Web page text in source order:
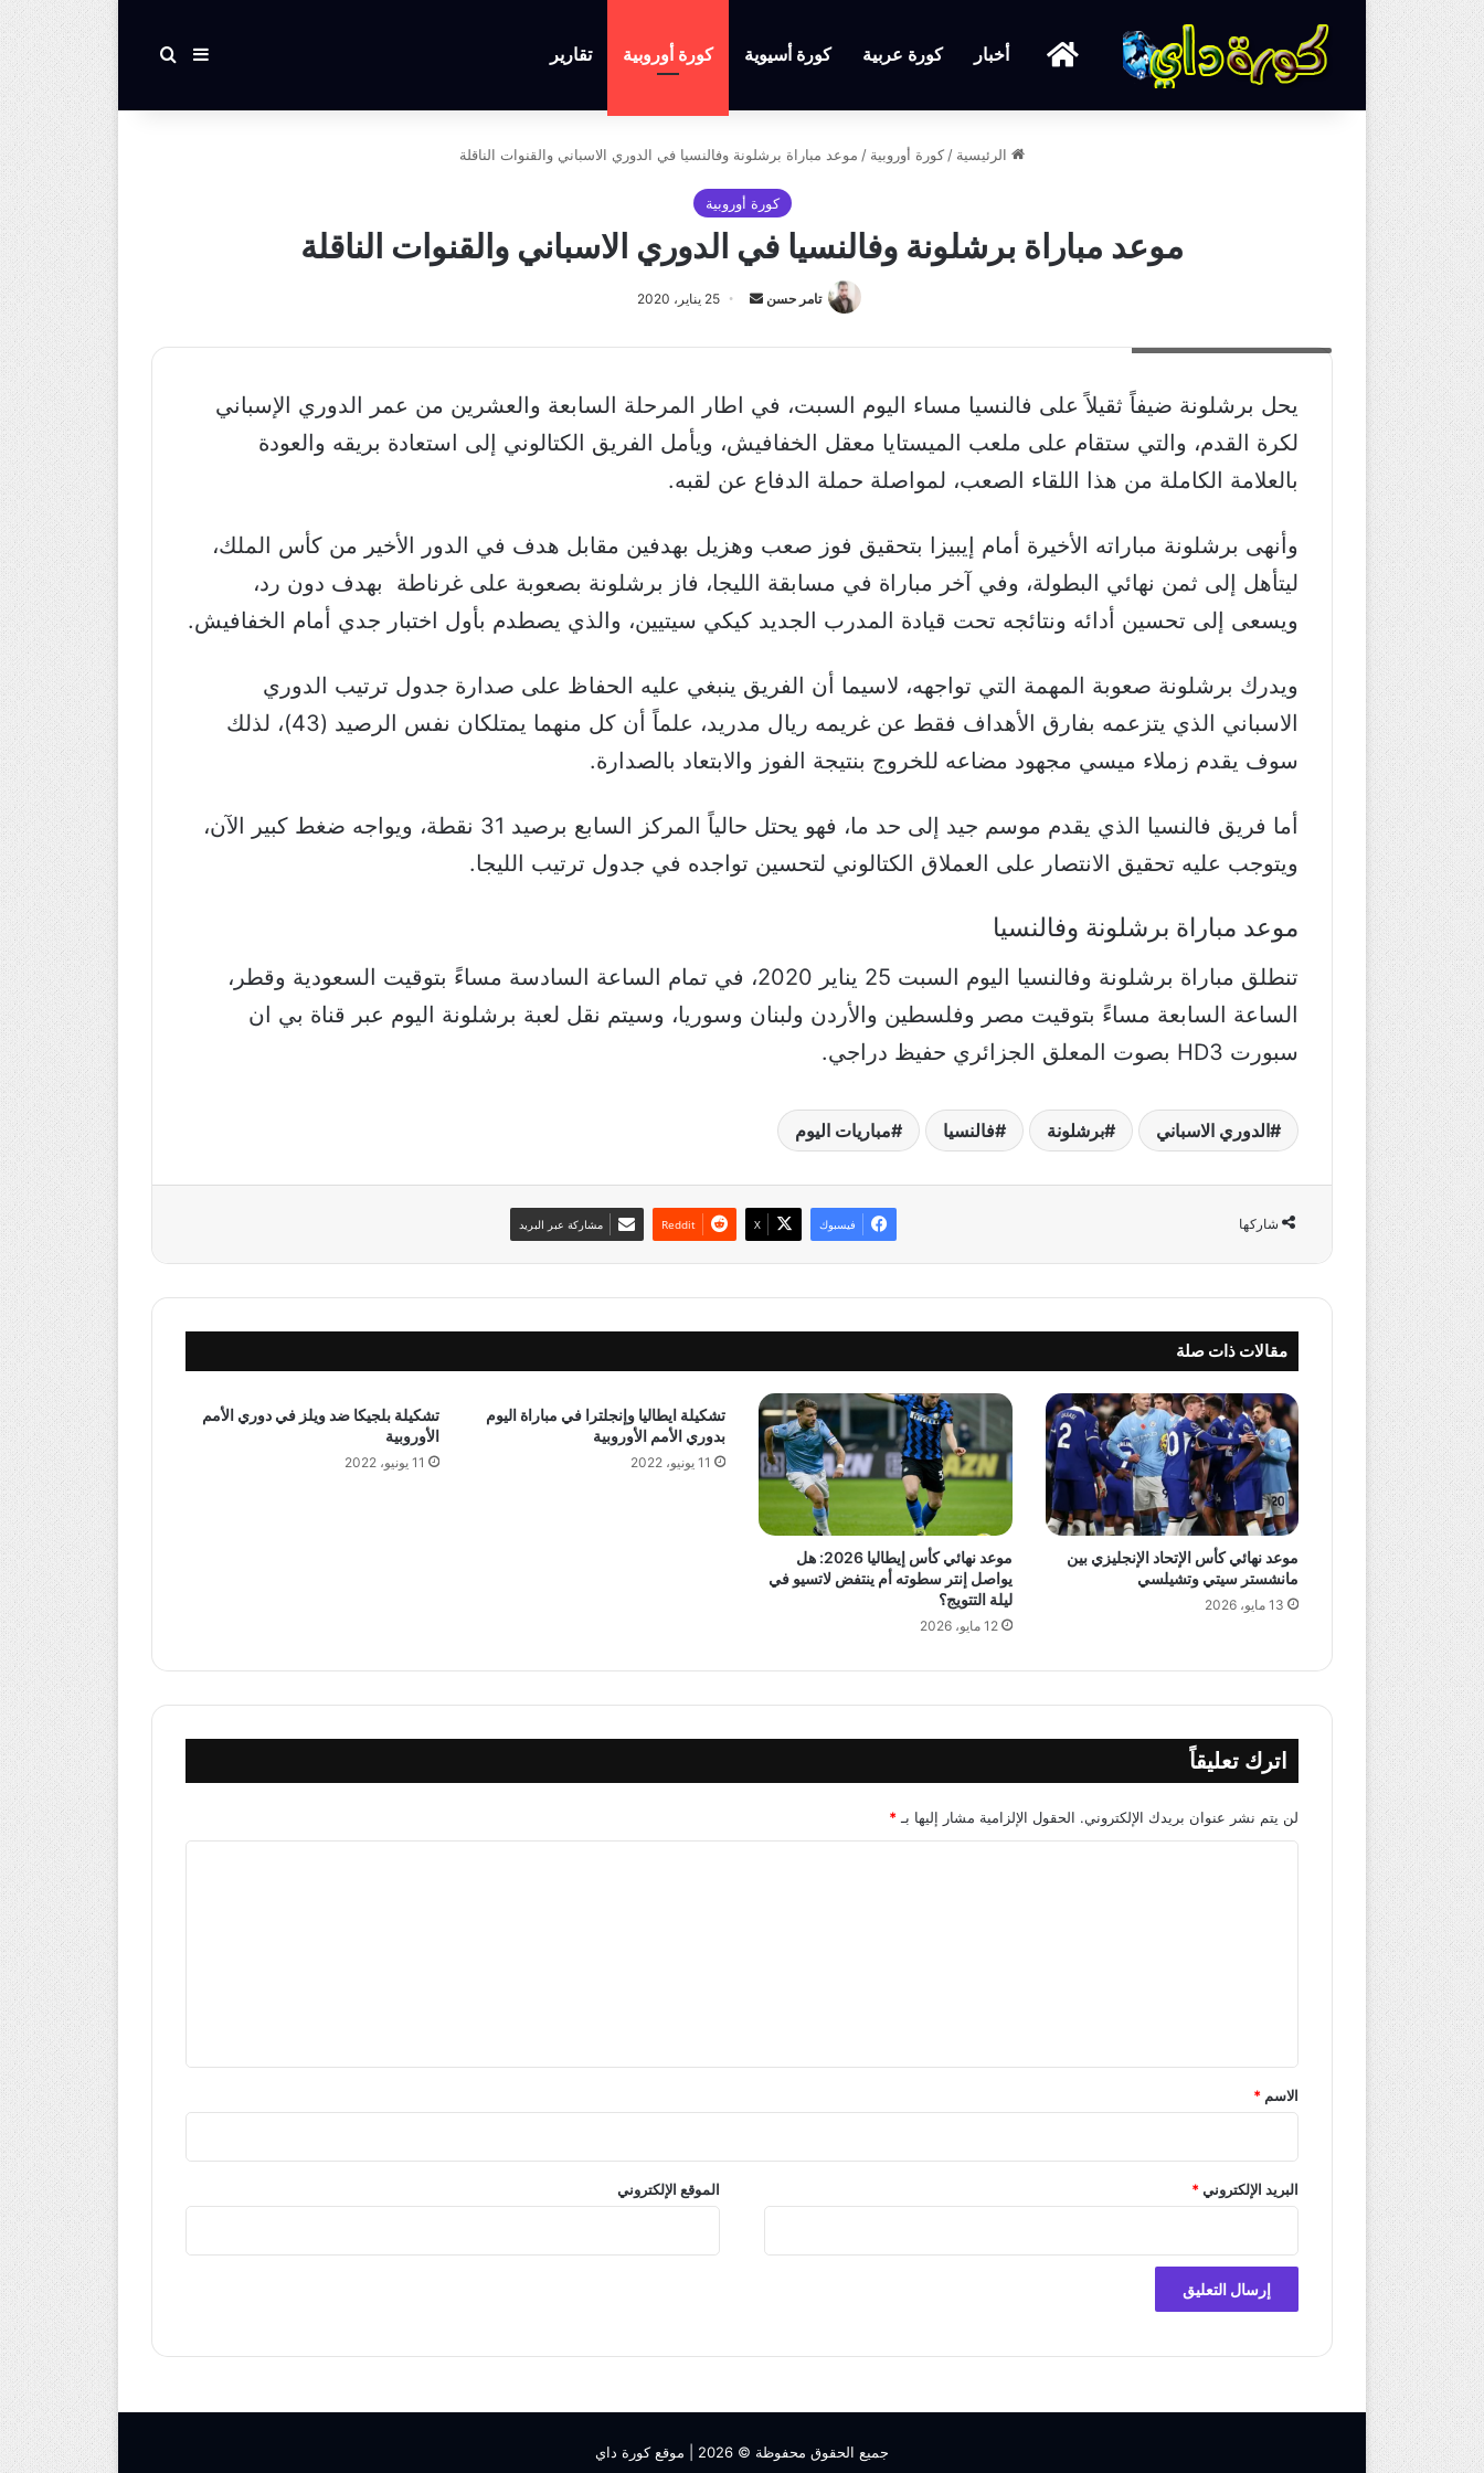
الرئيسية
أخبار كورة عربية كورة أسيوية كورة أوروبية تقارير إضافة عمود جانبي
بحث عن
الرئيسية / كورة أوروبية / موعد مباراة برشلونة وفالنسيا في الدوري الاسباني والقنوات الناقلة
كورة أوروبية
موعد مباراة برشلونة وفالنسيا في الدوري الاسباني والقنوات الناقلة
تامر حسن
أرسل
إلكترونيا
25 يناير، 2020
يحل برشلونة ضيفاً ثقيلاً على فالنسيا مساء اليوم السبت، في اطار المرحلة السابعة والعشرين من عمر الدوري الإسباني
لكرة القدم، والتي ستقام على ملعب الميستايا معقل الخفافيش، ويأمل الفريق الكتالوني إلى استعادة بريقه والعودة
بالعلامة الكاملة من هذا اللقاء الصعب، لمواصلة حملة الدفاع عن لقبه.
وأنهى برشلونة مباراته الأخيرة أمام إيبيزا بتحقيق فوز صعب وهزيل بهدفين مقابل هدف في الدور الأخير من كأس الملك،
ليتأهل إلى ثمن نهائي البطولة، وفي آخر مباراة في مسابقة الليجا، فاز برشلونة بصعوبة على غرناطة بهدف دون رد،
ويسعى إلى تحسين أدائه ونتائجه تحت قيادة المدرب الجديد كيكي سيتيين، والذي يصطدم بأول اختبار جدي أمام الخفافيش.
ويدرك برشلونة صعوبة المهمة التي تواجهه، لاسيما أن الفريق ينبغي عليه الحفاظ على صدارة جدول ترتيب الدوري
الاسباني الذي يتزعمه بفارق الأهداف فقط عن غريمه ريال مدريد، علماً أن كل منهما يمتلكان نفس الرصيد (43)، لذلك
سوف يقدم زملاء ميسي مجهود مضاعه للخروج بنتيجة الفوز والابتعاد بالصدارة.
أما فريق فالنسيا الذي يقدم موسم جيد إلى حد ما، فهو يحتل حالياً المركز السابع برصيد 31 نقطة، ويواجه ضغط كبير الآن،
ويتوجب عليه تحقيق الانتصار على العملاق الكتالوني لتحسين تواجده في جدول ترتيب الليجا.
موعد مباراة برشلونة وفالنسيا
تنطلق مباراة برشلونة وفالنسيا اليوم السبت 25 يناير 2020، في تمام الساعة السادسة مساءً بتوقيت السعودية وقطر،
الساعة السابعة مساءً بتوقيت مصر وفلسطين والأردن ولبنان وسوريا، وسيتم نقل لعبة برشلونة اليوم عبر قناة بي ان
سبورت HD3 بصوت المعلق الجزائري حفيظ دراجي.
الدوري الاسباني برشلونة فالنسيا مباريات اليوم
شاركها فيسبوك ‫X
‏Reddit مشاركة عبر البريد
مقالات ذات صلة
موعد نهائي كأس الإتحاد الإنجليزي بين
مانشستر سيتي وتشيلسي
13 مايو، 2026
موعد نهائي كأس إيطاليا 2026: هل
يواصل إنتر سطوته أم ينتفض لاتسيو في
ليلة التتويج؟
12 مايو، 2026
تشكيلة ايطاليا وإنجلترا في مباراة اليوم
بدوري الأمم الأوروبية
11 يونيو، 2022
تشكيلة بلجيكا ضد ويلز في دوري الأمم
الأوروبية
11 يونيو، 2022
اترك تعليقاً
لن يتم نشر عنوان بريدك الإلكتروني. الحقول الإلزامية مشار إليها بـ *
*
الاسم *
البريد الإلكتروني* الموقع الإلكتروني
جميع الحقوق محفوظة © 2026 | موقع كورة داي